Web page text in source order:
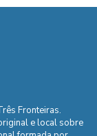
Fronteiras.
e local sobre